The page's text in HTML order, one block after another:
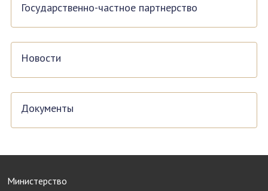
Государственно-частное партнерство
Новости
Документы
Министерство